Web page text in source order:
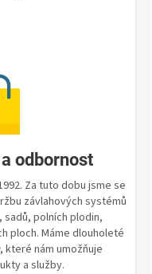
odbornost
Za tuto dobu jsme se
závlahových systémů
polních plodin,
ploch. Máme dlouholeté
které nám umožňuje
a služby.